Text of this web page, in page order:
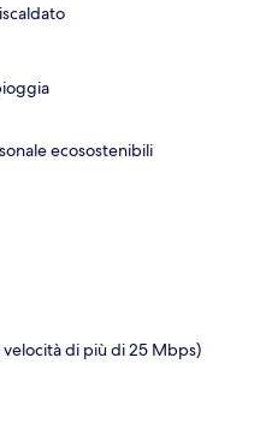
ecosostenibili
di più di 25 Mbps)